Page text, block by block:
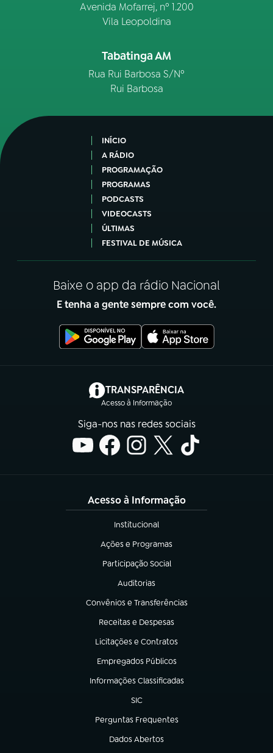
Avenida Mofarrej, nº 1.200
Vila Leopoldina
Tabatinga AM
Rua Rui Barbosa S/Nº
Rui Barbosa
INÍCIO
A RÁDIO
PROGRAMAÇÃO
PROGRAMAS
PODCASTS
VIDEOCASTS
ÚLTIMAS
FESTIVAL DE MÚSICA
Baixe o app da rádio Nacional
E tenha a gente sempre com você.
TRANSPARÊNCIA
Acesso à Informação
(abre em nova aba)
Siga-nos nas redes sociais
Acesso à Informação
Institucional
(abre em nova aba)
Ações e Programas
(abre em nova aba)
Participação Social
(abre em nova aba)
Auditorias
(abre em nova aba)
Convênios e Transferências
(abre em nova aba)
Receitas e Despesas
(abre em nova aba)
Licitações e Contratos
(abre em nova aba)
Empregados Públicos
(abre em nova aba)
Informações Classificadas
(abre em nova aba)
SIC
(abre em nova aba)
Perguntas Frequentes
(abre em nova aba)
Dados Abertos
(abre em nova aba)